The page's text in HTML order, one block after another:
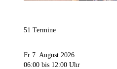
51 Termine
Fr 7. August 2026
06:00 bis 12:00 Uhr